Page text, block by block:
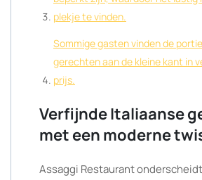
plekje te vinden.
Sommige gasten vinden de
gerechten aan de kleine kant in
prijs.
Verfijnde Italiaanse
met een moderne
Assaggi Restaurant